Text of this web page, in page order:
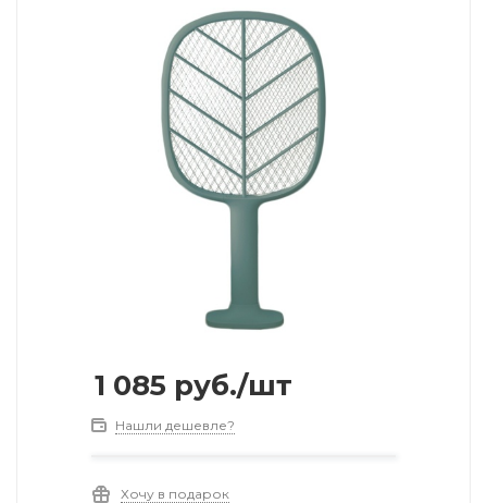
1 085 руб./шт
Нашли дешевле?
Хочу в подарок